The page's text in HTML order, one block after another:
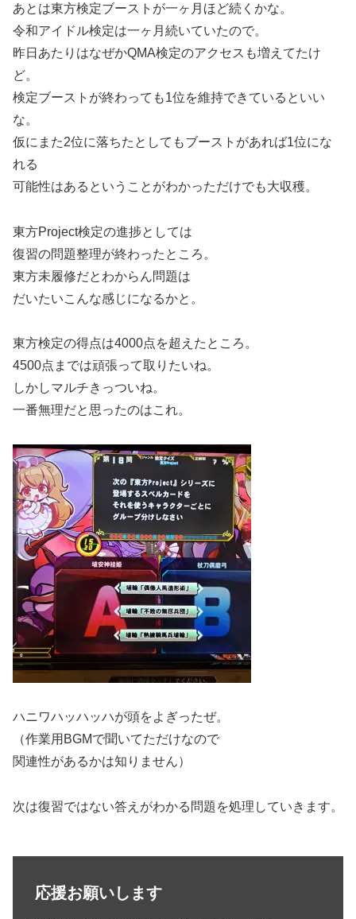
あとは東方検定ブーストが一ヶ月ほど続くかな。
令和アイドル検定は一ヶ月続いていたので。
昨日あたりはなぜかQMA検定のアクセスも増えてたけ
ど。
検定ブーストが終わっても1位を維持できているといい
な。
仮にまた2位に落ちたとしてもブーストがあれば1位にな
れる
可能性はあるということがわかっただけでも大収穫。
東方Project検定の進捗としては
復習の問題整理が終わったところ。
東方未履修だとわからん問題は
だいたいこんな感じになるかと。
東方検定の得点は4000点を超えたところ。
4500点までは頑張って取りたいね。
しかしマルチきっついね。
一番無理だと思ったのはこれ。
ハニワハッハッハが頭をよぎったぜ。
（作業用BGMで聞いてただけなので
関連性があるかは知りません）
次は復習ではない答えがわかる問題を処理していきます。
応援お願いします